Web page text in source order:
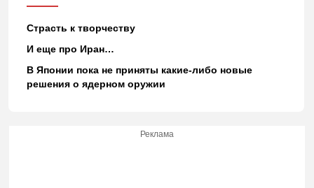
Страсть к творчеству
И еще про Иран…
В Японии пока не приняты какие-либо новые
решения о ядерном оружии
Реклама